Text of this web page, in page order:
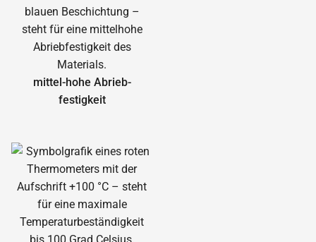
mittel-hohe Abrieb­
festigkeit